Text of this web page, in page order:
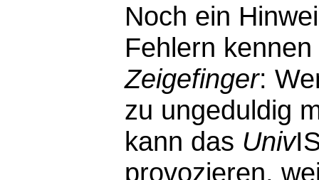
Noch ein
Fehlern
Zeigefinger:
zu ungeduldig
kann das Univ
provozieren,